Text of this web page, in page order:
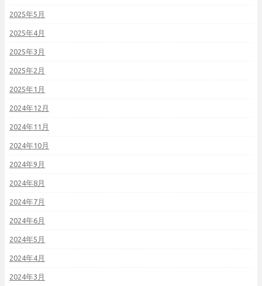
2025年5月
2025年4月
2025年3月
2025年2月
2025年1月
2024年12月
2024年11月
2024年10月
2024年9月
2024年8月
2024年7月
2024年6月
2024年5月
2024年4月
2024年3月